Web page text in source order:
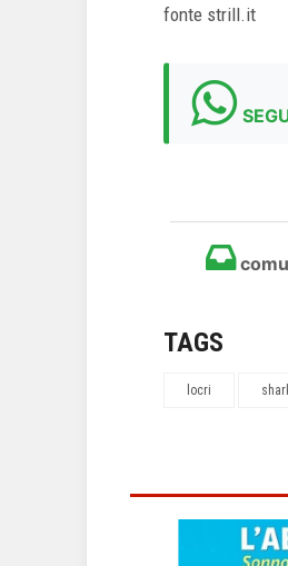
fonte strill.it
TAGS
locri